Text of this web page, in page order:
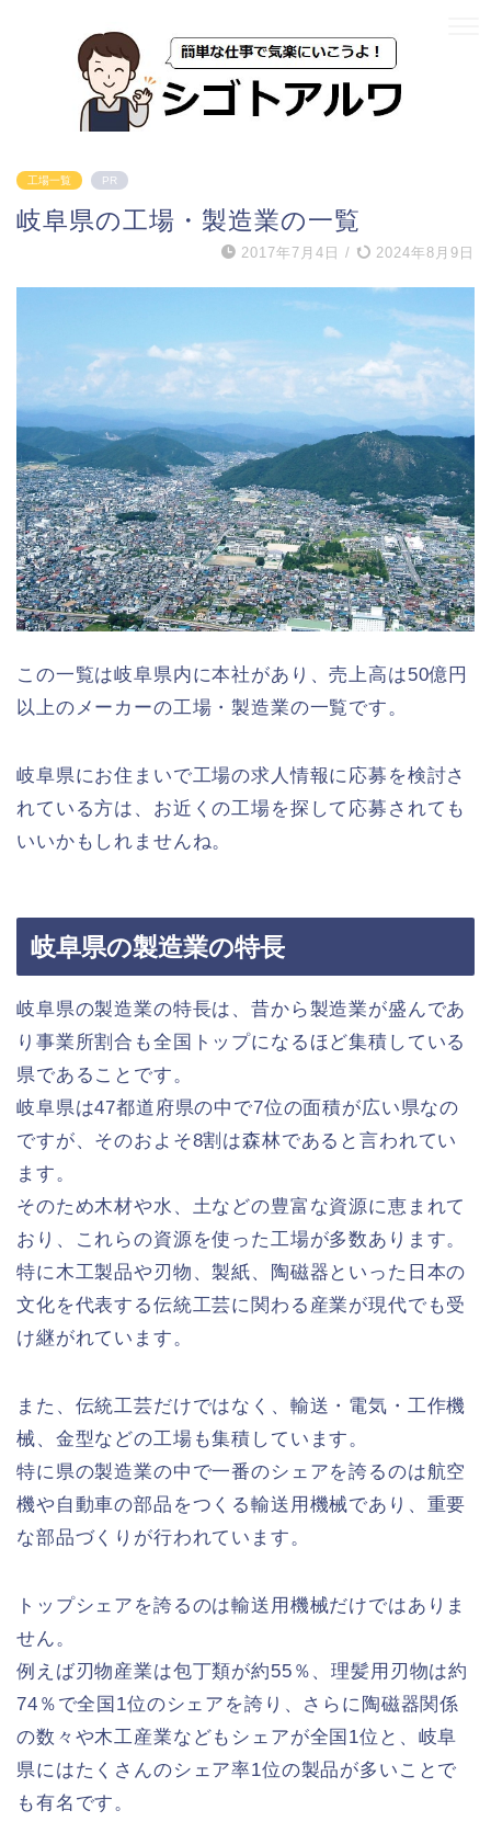
工場一覧 PR
岐阜県の工場・製造業の一覧
2017年7月4日 / 2024年8月9日
この一覧は岐阜県内に本社があり、売上高は50億円
以上のメーカーの工場・製造業の一覧です。
岐阜県にお住まいで工場の求人情報に応募を検討さ
れている方は、お近くの工場を探して応募されても
いいかもしれませんね。
岐阜県の製造業の特長
岐阜県の製造業の特長は、昔から製造業が盛んであ
り事業所割合も全国トップになるほど集積している
県であることです。
岐阜県は47都道府県の中で7位の面積が広い県なの
ですが、そのおよそ8割は森林であると言われてい
ます。
そのため木材や水、土などの豊富な資源に恵まれて
おり、これらの資源を使った工場が多数あります。
特に木工製品や刃物、製紙、陶磁器といった日本の
文化を代表する伝統工芸に関わる産業が現代でも受
け継がれています。
また、伝統工芸だけではなく、輸送・電気・工作機
械、金型などの工場も集積しています。
特に県の製造業の中で一番のシェアを誇るのは航空
機や自動車の部品をつくる輸送用機械であり、重要
な部品づくりが行われています。
トップシェアを誇るのは輸送用機械だけではありま
せん。
例えば刃物産業は包丁類が約55％、理髪用刃物は約
74％で全国1位のシェアを誇り、さらに陶磁器関係
の数々や木工産業などもシェアが全国1位と、岐阜
県にはたくさんのシェア率1位の製品が多いことで
も有名です。